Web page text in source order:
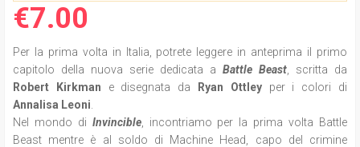
€7.00
Per la prima volta in Italia, potrete leggere in anteprima il primo
capitolo della nuova serie dedicata a Battle Beast , scritta da
Robert Kirkman e disegnata da Ryan Ottleyper i colori di
Annalisa Leoni
Nel mondo di Invincible, incontriamo per la prima volta Battle
Beast mentre è al soldo di Machine Head, capo del crimine